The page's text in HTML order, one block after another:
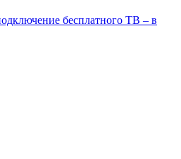
бесплатного ТВ – в